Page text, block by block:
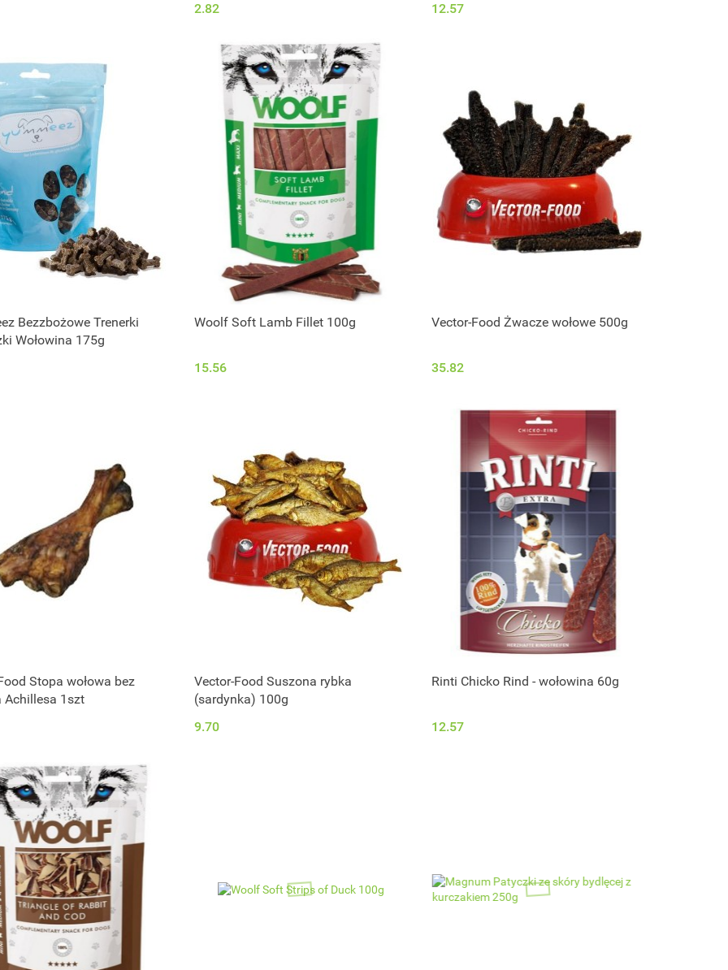
2.82
12.57
Bezzbożowe Trenerki
Wołowina 175g
Woolf Soft Lamb Fillet 100g
15.56
Vector-Food Żwacze wołowe 500g
35.82
Stopa wołowa bez
Achillesa 1szt
Vector-Food Suszona rybka
(sardynka) 100g
9.70
Rinti Chicko Rind - wołowina 60g
12.57